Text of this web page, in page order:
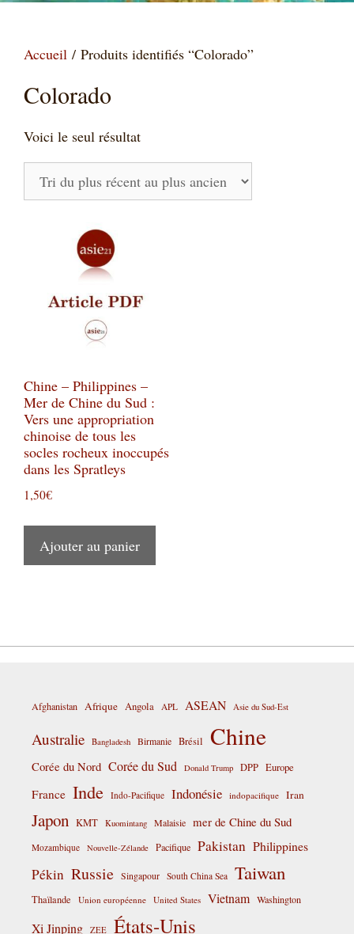
Accueil / Produits identifiés “Colorado”
Colorado
Voici le seul résultat
Chine – Philippines –
Mer de Chine du Sud :
Vers une appropriation
chinoise de tous les
socles rocheux inoccupés
dans les Spratleys
1,50€
Ajouter au panier
Afghanistan Afrique Angola APL ASEAN Asie du Sud-Est
Australie Bangladesh Birmanie Brésil Chine
Corée du Nord Corée du Sud Donald Trump DPP Europe
France Inde Indo-Pacifique Indonésie indopacifique Iran
Japon KMT Kuomintang Malaisie mer de Chine du Sud
Mozambique Nouvelle-Zélande Pacifique Pakistan Philippines
Pékin Russie Singapour South China Sea Taiwan
Thaïlande Union européenne United States Vietnam Washington
Xi Jinping ZEE États-Unis